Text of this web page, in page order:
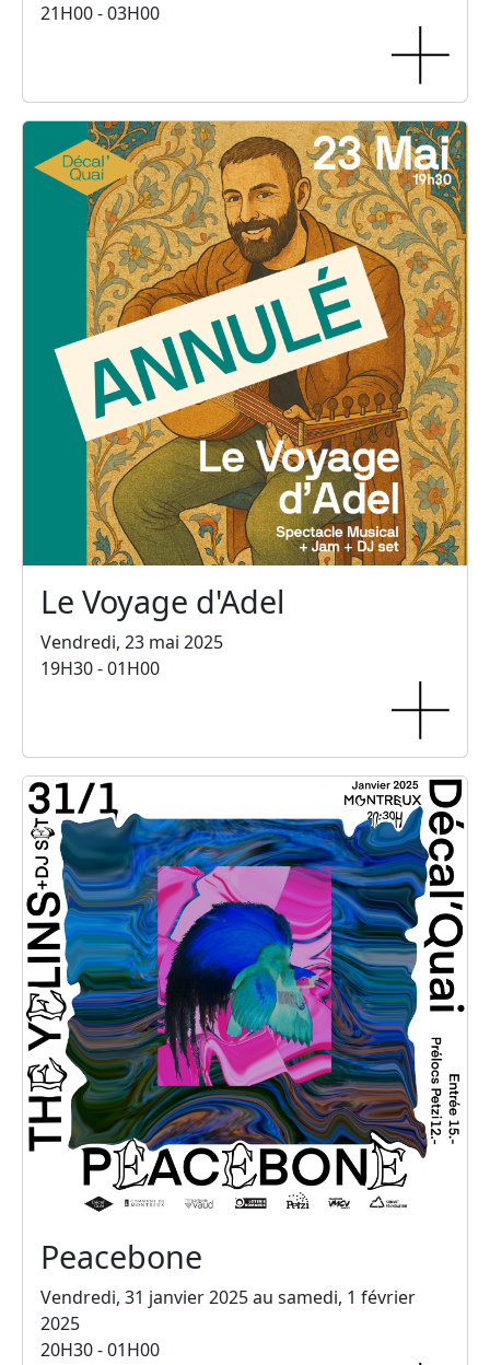
21H00 - 03H00
Le Voyage d'Adel
Vendredi, 23 mai 2025
19H30 - 01H00
Peacebone
Vendredi, 31 janvier 2025 au samedi, 1 février
2025
20H30 - 01H00